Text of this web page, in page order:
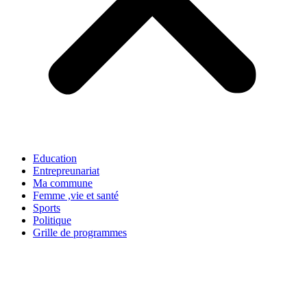
Education
Entrepreunariat
Ma commune
Femme ,vie et santé
Sports
Politique
Grille de programmes